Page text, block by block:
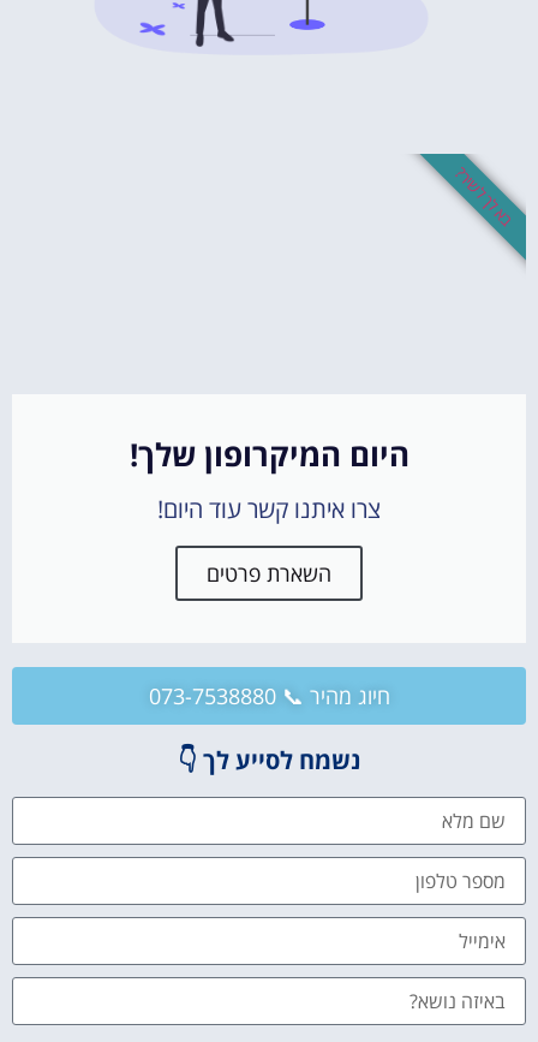
היום המיקרופון שלך!
צרו איתנו קשר עוד היום!
השארת פרטים
לשיר?
חיוג מהיר 📞 073-7538880
נשמח לסייע לך 👇